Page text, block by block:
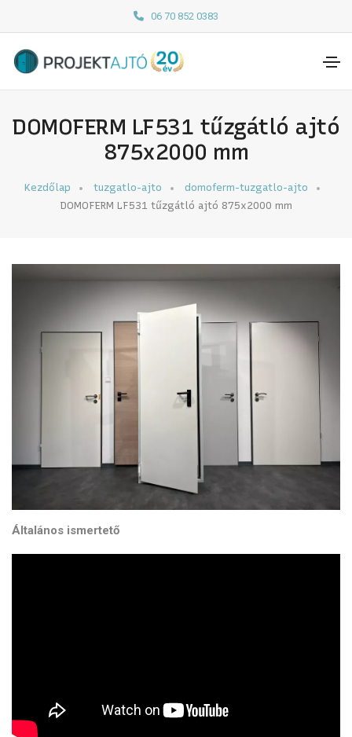
06 70 852 0383
DOMOFERM LF531 tűzgátló ajtó
875x2000 mm
Kezdőlap tuzgatlo-ajto
domoferm-tuzgatlo-ajto
DOMOFERM LF531 tűzgátló ajtó 875x2000 mm
Általános ismertető